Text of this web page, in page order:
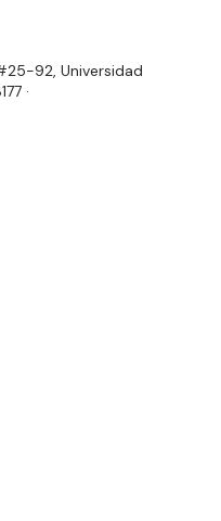
92, Universidad
·